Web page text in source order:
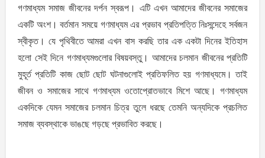
গণমাধ্যম সমাজ জীবনের দর্পন স্বরূপ। এটি এখন আমাদের জীবনের সমাজের
একটি অংশ। বর্তমান সময়ে গণমাধ্যম এর প্রভাব প্রতিপত্তি নিঃসন্দেহে সর্বজন
স্বীকৃত। যে পৃথিবীতে আমরা এখন বাস করছি তার এক একটা দিনের ইতিহাস
হলো সেই দিনে গণমাধ্যমগুলোর বিষয়বস্তু। আমাদের চলমান জীবনের প্রতিটি
মুহূর্ত প্রতিটি কাজ ছোট ছোট ঘটনাগুলোই প্রতিফলিত হয় গণমাধ্যমে। তাই
জীবন ও সমাজের সাথে গণমাধ্যম ওতোপ্রোতভাবে মিশে আছে। গণমাধ্যম
একদিকে যেমন সমাজের চলমান চিত্র তুলে ধরছে তেমনি অন্যদিকে প্রচলিত
সমাজ ব্যবস্থাকে ভাঙছে গড়ছে প্রভাবিত করছে।